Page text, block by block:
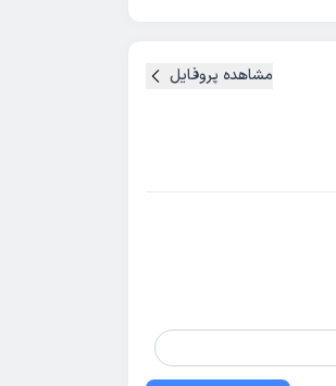
مشاهده پروفایل